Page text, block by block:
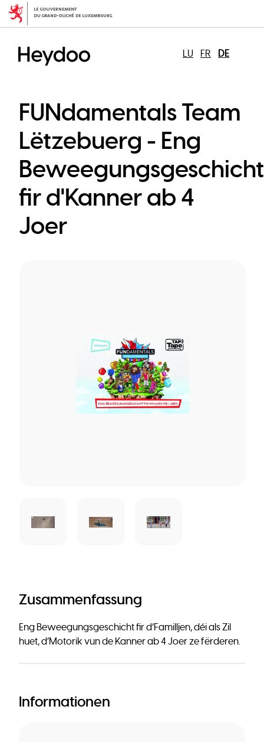
Direkt
zum
LU
FR DE
FUNdamentals Team
Lëtzebuerg - Eng
Beweegungsgeschicht
fir d'Kanner ab 4
Joer
Zusammenfassung
Eng Beweegungsgeschicht fir d‘Familljen, déi als Zil
huet, d’Motorik vun de Kanner ab 4 Joer ze fërderen.
Informationen